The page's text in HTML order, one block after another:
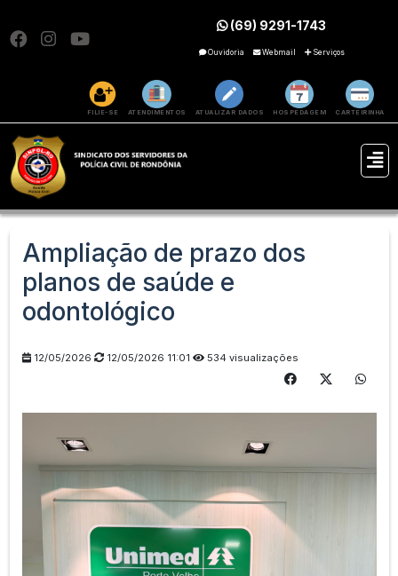
(69) 9291-1743
Ouvidoria Webmail Serviços
FILIE-SE ATENDIMENTOS ATUALIZAR DADOS HOSPEDAGEM CARTEIRINHA
Ampliação de prazo dos
planos de saúde e
odontológico
12/05/2026 12/05/2026 11:01 534 visualizações